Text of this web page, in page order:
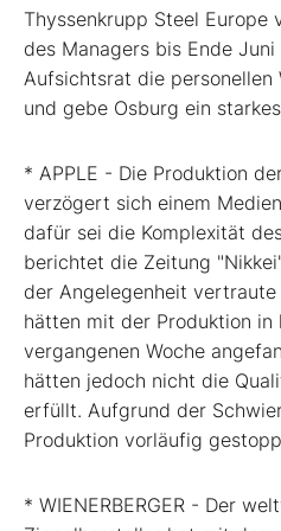
Thyssenkrupp Steel
des Managers bis Ende
Aufsichtsrat die personellen
und gebe Osburg ein
* APPLE - Die Produktion
verzögert sich einem
dafür sei die Komplexität
berichtet die Zeitung
der Angelegenheit
hätten mit der Produktion
vergangenen Woche
hätten jedoch nicht die
erfüllt. Aufgrund der
Produktion vorläufig
* WIENERBERGER - Der